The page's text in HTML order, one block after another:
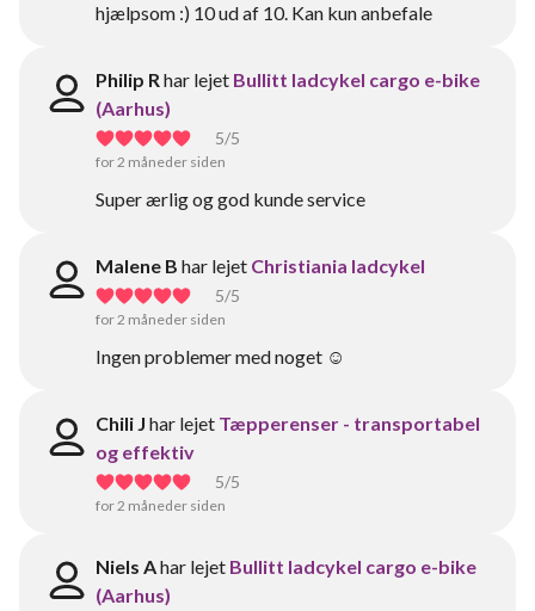
hjælpsom :) 10 ud af 10. Kan kun anbefale
Philip Rhar lejet Bullitt ladcykel cargo e-bike
(Aarhus)
5/5
for 2 måneder siden
Super ærlig og god kunde service
Malene B har lejet Christiania ladcykel
5/5
for 2 måneder siden
Ingen problemer med noget ☺️
Chili J har lejet Tæpperenser - transportabel
og effektiv
5/5
for 2 måneder siden
Niels Ahar lejet Bullitt ladcykel cargo e-bike
(Aarhus)